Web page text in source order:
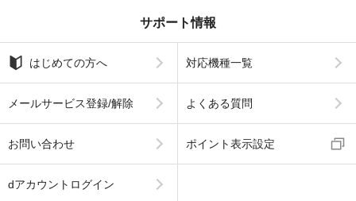
サポート情報
はじめての方へ 対応機種一覧
メールサービス登録/解除 よくある質問
お問い合わせ ポイント表示設定
dアカウントログイン